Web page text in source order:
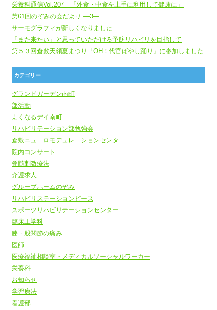
栄養科通信Vol.207 「外食・中食を上手に利用して健康に」
第61回のぞみの会だより ―3―
サーモグラフィが新しくなりました
「また来たい」と思っていただける予防リハビリを目指して
第５３回倉敷天領夏まつり「OH！代官ばやし踊り」に参加しました
カテゴリー
グランドガーデン南町
部活動
よくなるデイ南町
リハビリテーション部勉強会
倉敷ニューロモデュレーションセンター
院内コンサート
脊髄刺激療法
介護求人
グループホームのぞみ
リハビリステーションピース
スポーツリハビリテーションセンター
臨床工学科
膝・股関節の痛み
医師
医療福祉相談室・メディカルソーシャルワーカー
栄養科
お知らせ
学習療法
看護部